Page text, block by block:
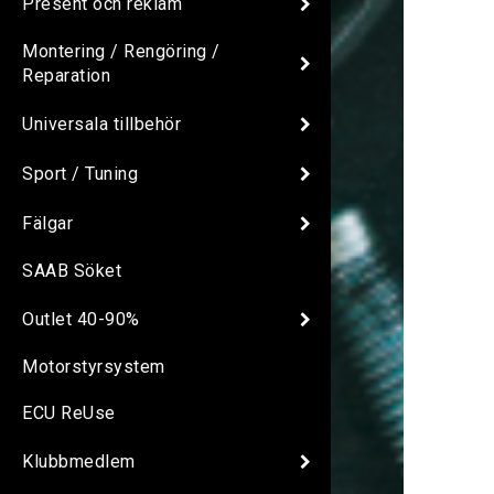
Montering / Rengöring /
Reparation
Universala tillbehör
Sport / Tuning
Fälgar
SAAB Söket
Outlet 40-90%
Motorstyrsystem
ECU ReUse
Klubbmedlem